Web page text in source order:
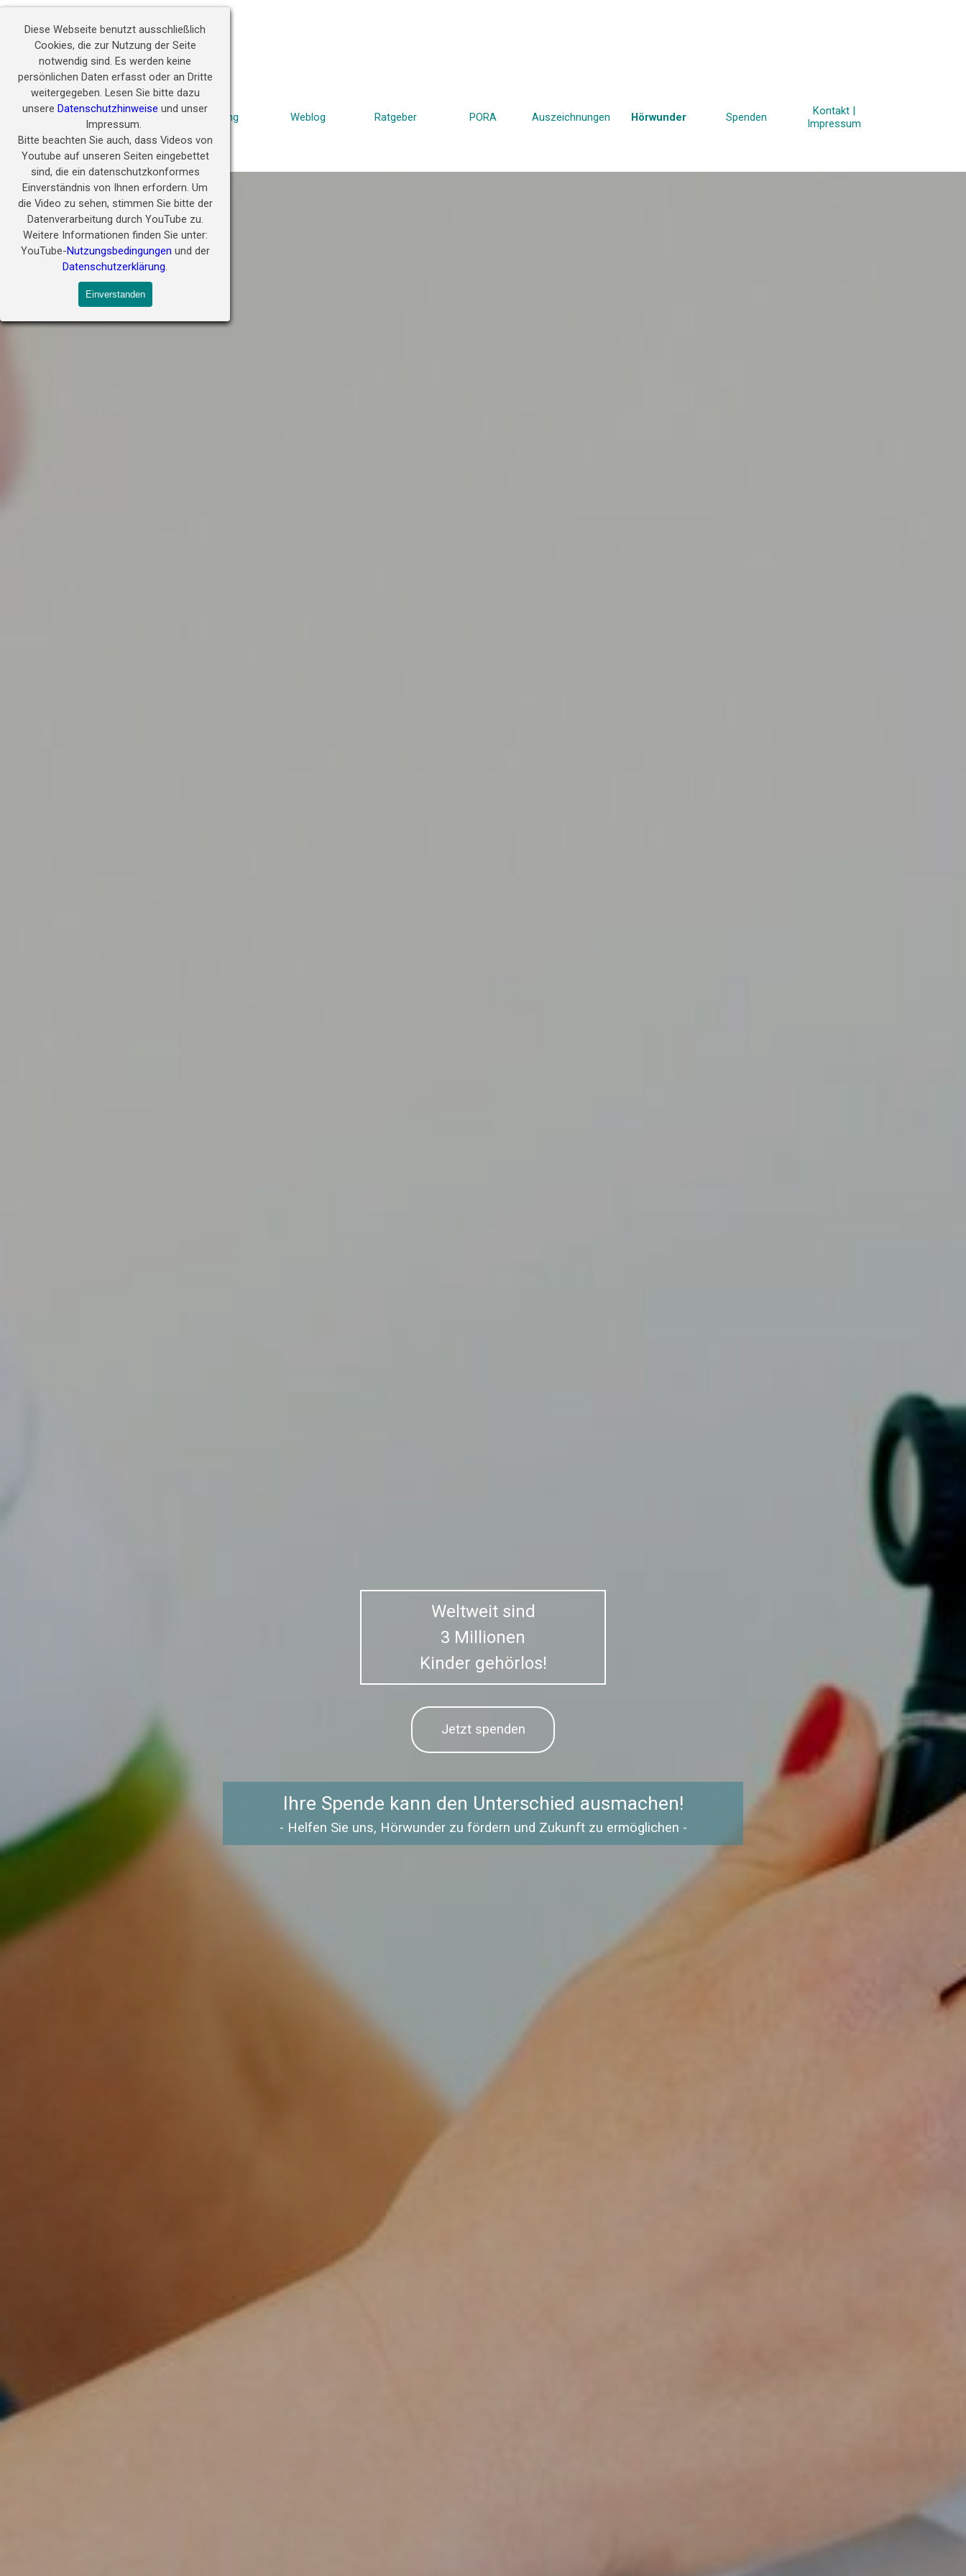
Diese Webseite benutzt ausschließlich
Cookies, die zur Nutzung der Seite
notwendig sind. Es werden keine
persönlichen Daten erfasst oder an Dritte
weitergegeben. Lesen Sie bitte dazu
unsere Datenschutzhinweise und unser
Impressum.
Bitte beachten Sie auch, dass Videos von
Youtube auf unseren Seiten eingebettet
sind, die ein datenschutzkonformes
Einverständnis von Ihnen erfordern. Um
die Video zu sehen, stimmen Sie bitte der
Datenverarbeitung durch YouTube zu.
Weitere Informationen finden Sie unter:
YouTube-Nutzungsbedingungen und der
Datenschutzerklärung.
Einverstanden
Direkt zum Seiteninhalt
Hörwunder fördern -
Zukunft ermöglichen
Menü überspringen
Stiftung ▼
Weblog Ratgeber ▼
PORA ▼
Auszeichnungen ▼
Hörwunder ▼
Spenden ▼
Kontakt |
Impressum
Russland Hörwunder
Weltweit sind
3 Millionen
Kinder gehörlos!
Jetzt spenden
Ihre Spende kann den Unterschied ausmachen!
- Helfen Sie uns, Hörwunder zu fördern und Zukunft zu ermöglichen -